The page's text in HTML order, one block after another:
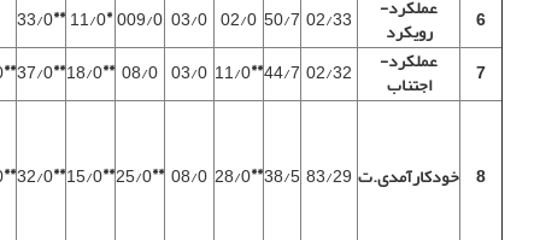
6
عملکرد-
رویکرد 02/33
50/7
02/0
03/0
009/0
*
11/0
**
33/0
7
عملکرد-
اجتناب 02/32
44/7
**
11/0
03/0
08/0
**
18/0
**
37/0
**
8 خودکارآمدی.ت 83/29
38/5
**
28/0
08/0
**
25/0
**
15/0
**
32/0
**